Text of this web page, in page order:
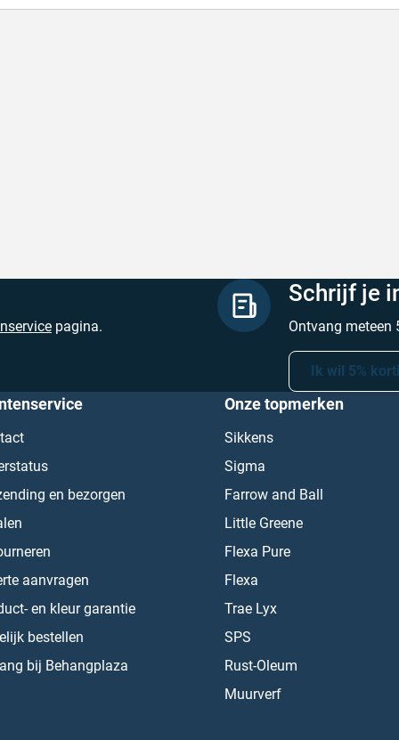
pagina.
Schrijf je
Ontvang meteen
Ik wil 5%
en bezorgen
aanvragen
en kleur garantie
bestellen
bij Behangplaza
Onze topmerken
Sikkens
Sigma
Farrow and Ball
Little Greene
Flexa Pure
Flexa
Trae Lyx
SPS
Rust-Oleum
Muurverf